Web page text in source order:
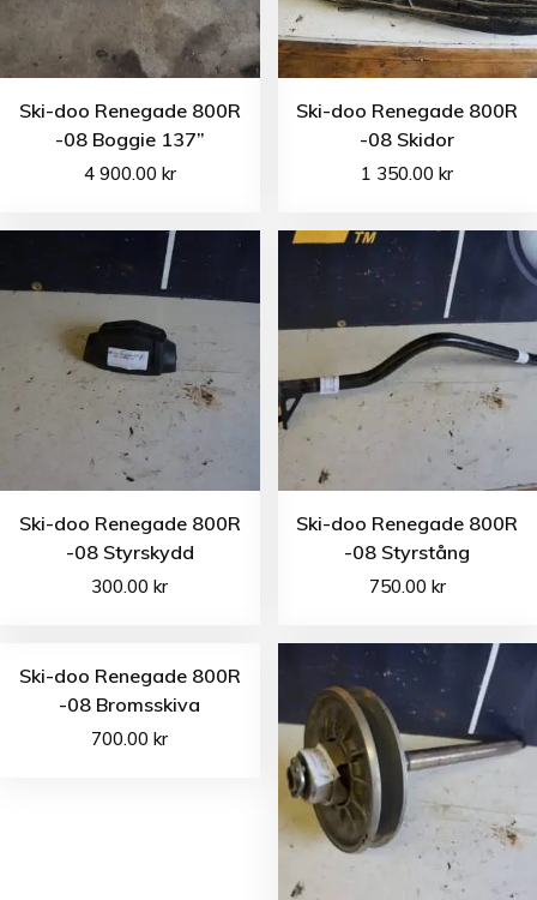
Ski-doo Renegade 800R
-08 Boggie 137”
4 900.00 kr
Ski-doo Renegade 800R
-08 Skidor
1 350.00kr
Ski-doo Renegade 800R
-08 Styrskydd
300.00kr
Ski-doo Renegade 800R
-08 Styrstång
750.00 kr
Ski-doo Renegade 800R
-08 Bromsskiva
700.00kr